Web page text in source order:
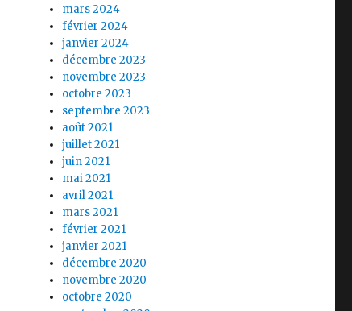
mars 2024
février 2024
janvier 2024
décembre 2023
novembre 2023
octobre 2023
septembre 2023
août 2021
juillet 2021
juin 2021
mai 2021
avril 2021
mars 2021
février 2021
janvier 2021
décembre 2020
novembre 2020
octobre 2020